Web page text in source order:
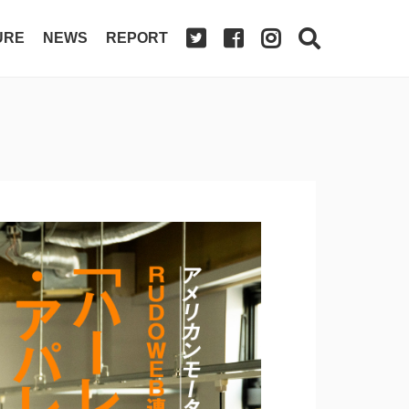
NEWS REPORT